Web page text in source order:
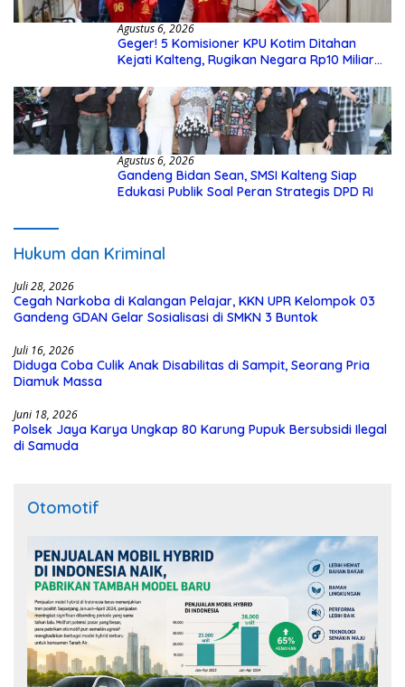
Agustus 6, 2026
Geger! 5 Komisioner KPU Kotim Ditahan
Kejati Kalteng, Rugikan Negara Rp10 Miliar
Agustus 6, 2026
Gandeng Bidan Sean, SMSI Kalteng Siap
Edukasi Publik Soal Peran Strategis DPD RI
Hukum dan Kriminal
Juli 28, 2026
Cegah Narkoba di Kalangan Pelajar, KKN UPR Kelompok 03
Gandeng GDAN Gelar Sosialisasi di SMKN 3 Buntok
Juli 16, 2026
Diduga Coba Culik Anak Disabilitas di Sampit, Seorang Pria
Diamuk Massa
Juni 18, 2026
Polsek Jaya Karya Ungkap 80 Karung Pupuk Bersubsidi Ilegal
di Samuda
Otomotif